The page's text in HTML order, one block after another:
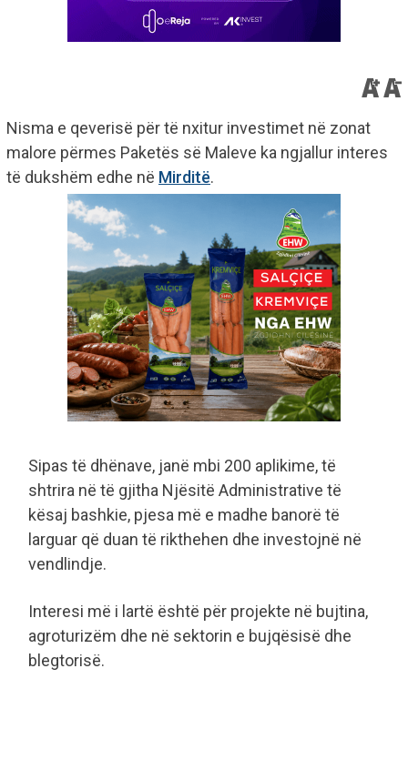
Nisma e qeverisë për të nxitur investimet në zonat
malore përmes Paketës së Maleve ka ngjallur interes
të dukshëm edhe në Mirditë.
Sipas të dhënave, janë mbi 200 aplikime, të
shtrira në të gjitha Njësitë Administrative të
kësaj bashkie, pjesa më e madhe banorë të
larguar që duan të rikthehen dhe investojnë në
vendlindje.
Interesi më i lartë është për projekte në bujtina,
agroturizëm dhe në sektorin e bujqësisë dhe
blegtorisë.